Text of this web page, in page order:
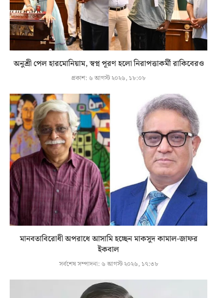
অনুশ্রী পেল হারমোনিয়াম, স্বপ্ন পূরণ হলো নিরাপত্তাকর্মী রাকিবেরও
প্রকাশ: ৬ আগস্ট ২০২৬, ১৮:০৮
মানবতাবিরোধী অপরাধে আসামি হচ্ছেন মাকসুদ কামাল-জাফর
ইকবাল
সর্বশেষ সম্পাদনা: ৬ আগস্ট ২০২৬, ১৭:৩৮